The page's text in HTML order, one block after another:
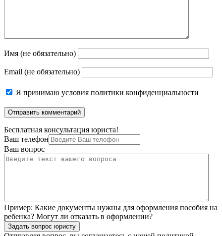
Имя (не обязательно)
Email (не обязательно)
Я принимаю условия политики конфиденциальности
Бесплатная консультация юриста!
Ваш телефон
Ваш вопрос
Пример: Какие документы нужны для оформления пособия на
ребенка? Могут ли отказать в оформлении?
Задать вопрос юристу